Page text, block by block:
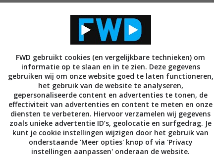
bedrijf de eerste ter wereld die zowel Zigbee als
lampen van bedrijven als
Ikea ,Philipsen ook
andere merken doen mee aan de twee
lampen aan de dimmer gekoppeld kan
betreft, ondersteunt de EcoBright-dimmer
halogeen en gloeilampen kan maximaal 300 watt
twee protocollen ondersteunt, kan dat niet
worden tussen de twee protocollen. Dat doe je
te halen en vervolgens een schuifje te
FWD gebruikt cookies (en vergelijkbare technieken) om
informatie op te slaan en in te zien. Deze gegevens
gebruiken wij om onze website goed te laten functioneren,
het gebruik van de website te analyseren,
gepersonaliseerde content en advertenties te tonen, de
effectiviteit van advertenties en content te meten en onze
diensten te verbeteren. Hiervoor verzamelen wij gegevens
zoals unieke advertentie ID’s, geolocatie en surfgedrag. Je
kunt je cookie instellingen wijzigen door het gebruik van
onderstaande 'Meer opties' knop of via 'Privacy
instellingen aanpassen' onderaan de website.